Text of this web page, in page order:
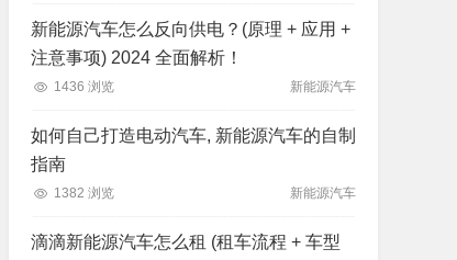
新能源汽车怎么反向供电？(原理 + 应用 +
注意事项) 2024 全面解析！
1436 浏览 新能源汽车
如何自己打造电动汽车, 新能源汽车的自制
指南
1382 浏览 新能源汽车
滴滴新能源汽车怎么租 (租车流程 + 车型